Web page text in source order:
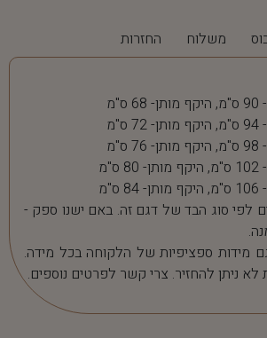
משלוח החזרות
לפי סוג הבד של דגם זה. באם ישנו ספק -
מידות ספציפיות של הלקוחה בכל מידה.
לא ניתן להחזיר. צרי קשר לפרטים נוספים.